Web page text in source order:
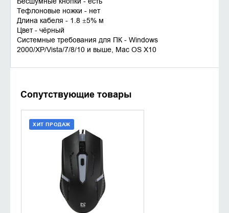
Тефлоновые ножки - нет
Длина кабеля - 1.8 ±5% м
Цвет - чёрный
Системные требования для ПК - Windows
2000/XP/Vista/7/8/10 и выше, Mac OS X10
Сопутствующие товары
ХИТ ПРОДАЖ
ДОБАВИТЬ В КОРЗИНУ
КУПИТЬ В 1 КЛИК